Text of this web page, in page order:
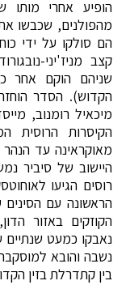
הם סולקו על ידי
קצב מניז'יני-
שניהם הוקם אחר
מיכאיל רומנוב,
רוסים הגיעו
הקוזקים באזור
נשבה והובא
בין קתדרלת בזין